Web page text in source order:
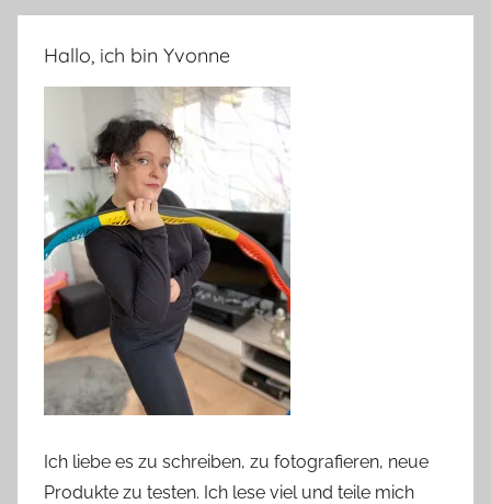
Hallo, ich bin Yvonne
Ich liebe es zu schreiben, zu fotografieren, neue
Produkte zu testen. Ich lese viel und teile mich